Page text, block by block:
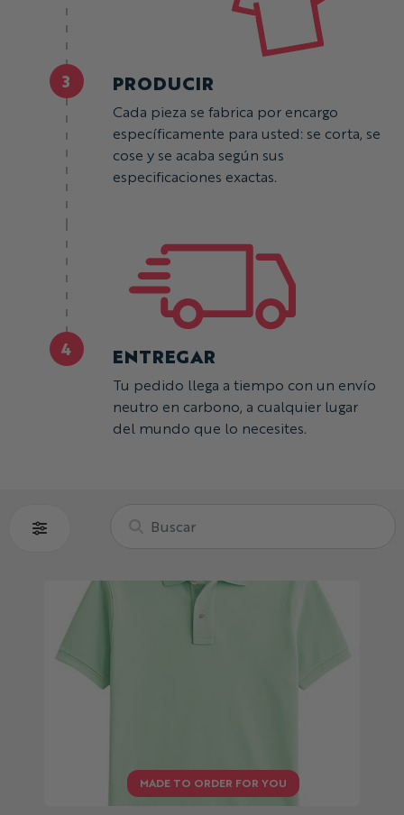
3 PRODUCIR
Cada pieza se fabrica por encargo
específicamente para usted: se corta, se
cose y se acaba según sus
especificaciones exactas.
4 ENTREGAR
Tu pedido llega a tiempo con un envío
neutro en carbono, a cualquier lugar
del mundo que lo necesites.